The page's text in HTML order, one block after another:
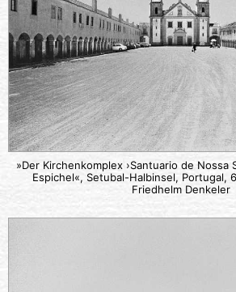
»Der Kirchenkomplex ›Santuario de Nossa
Espichel«, Setubal-Halbinsel, Portugal,
Friedhelm Denkeler